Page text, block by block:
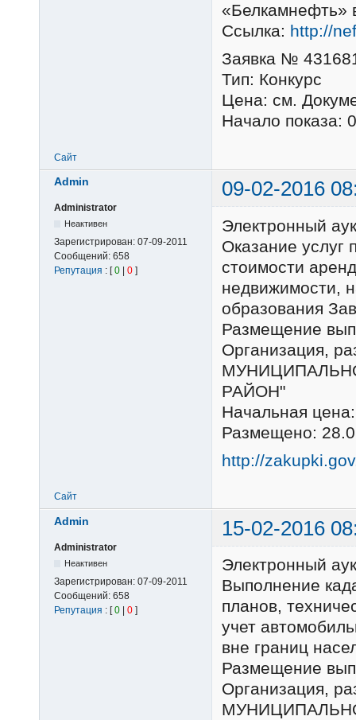
«Белкамнефть»
Ссылка: http://
Заявка №
Тип: Конкурс
Цена: см.
Начало показа:
Сайт
Admin 09-02-2016
Administrator
Неактивен
Зарегистрирован: 07-09-2011
Сообщений: 658
Репутация : [0 0 ]
Электронный
Оказание услуг
стоимости
недвижимости,
образования
Размещение
Организация,
РАЙОН"
Начальная
Размещено:
http://
Сайт
Admin 15-02-2016
Administrator
Неактивен
Зарегистрирован: 07-09-2011
Сообщений: 658
Репутация : [0 | 0 ]
Электронный
Выполнение
планов,
учет
вне границ
Размещение
Организация,